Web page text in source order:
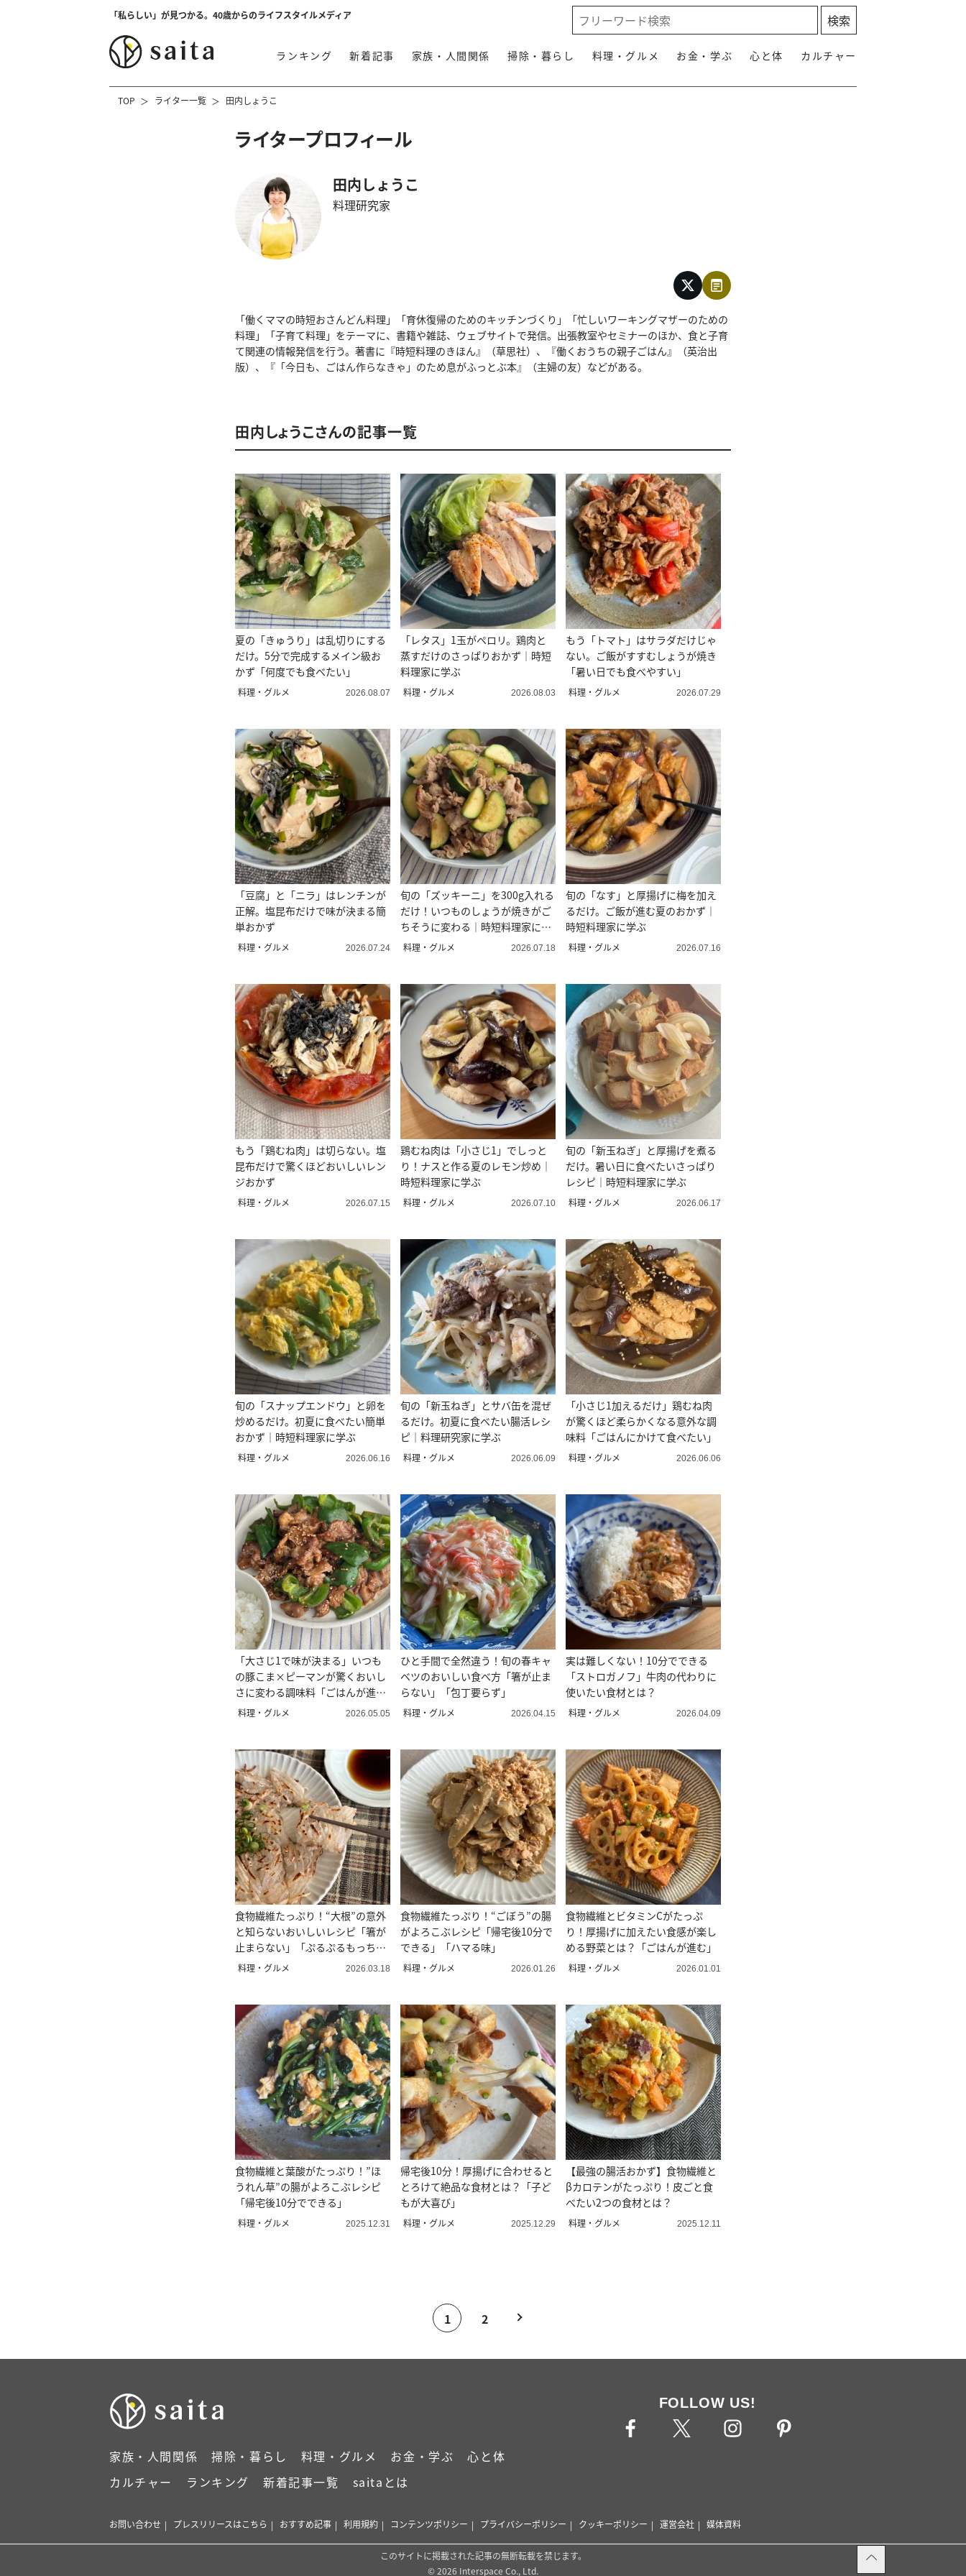
「私らしい」が見つかる。40歳からのライフスタイルメディア
ランキング 新着記事 家族・人間関係 掃除・暮らし 料理・グルメ お金・学ぶ 心と体 カルチャー
TOP ライター一覧 田内しょうこ
ライタープロフィール
田内しょうこ
料理研究家
「働くママの時短おさんどん料理」「育休復帰のためのキッチンづくり」「忙しいワーキングマザーのための
料理」「子育て料理」をテーマに、書籍や雑誌、ウェブサイトで発信。出張教室やセミナーのほか、食と子育
て関連の情報発信を行う。著書に『時短料理のきほん』（草思社）、『働くおうちの親子ごはん』（英治出
版）、『「今日も、ごはん作らなきゃ」のため息がふっとぶ本』（主婦の友）などがある。
田内しょうこさんの記事一覧
夏の「きゅうり」は乱切りにする
だけ。5分で完成するメイン級お
かず「何度でも食べたい」
料理・グルメ 2026.08.07
「レタス」1玉がペロリ。鶏肉と
蒸すだけのさっぱりおかず｜時短
料理家に学ぶ
料理・グルメ 2026.08.03
もう「トマト」はサラダだけじゃ
ない。ご飯がすすむしょうが焼き
「暑い日でも食べやすい」
料理・グルメ 2026.07.29
「豆腐」と「ニラ」はレンチンが
正解。塩昆布だけで味が決まる簡
単おかず
料理・グルメ 2026.07.24
旬の「ズッキーニ」を300g入れる
だけ！いつものしょうが焼きがご
ちそうに変わる｜時短料理家に学
ぶ
料理・グルメ 2026.07.18
旬の「なす」と厚揚げに梅を加え
るだけ。ご飯が進む夏のおかず｜
時短料理家に学ぶ
料理・グルメ 2026.07.16
もう「鶏むね肉」は切らない。塩
昆布だけで驚くほどおいしいレン
ジおかず
料理・グルメ 2026.07.15
鶏むね肉は「小さじ1」でしっと
り！ナスと作る夏のレモン炒め｜
時短料理家に学ぶ
料理・グルメ 2026.07.10
旬の「新玉ねぎ」と厚揚げを煮る
だけ。暑い日に食べたいさっぱり
レシピ｜時短料理家に学ぶ
料理・グルメ 2026.06.17
旬の「スナップエンドウ」と卵を
炒めるだけ。初夏に食べたい簡単
おかず｜時短料理家に学ぶ
料理・グルメ 2026.06.16
旬の「新玉ねぎ」とサバ缶を混ぜ
るだけ。初夏に食べたい腸活レシ
ピ｜料理研究家に学ぶ
料理・グルメ 2026.06.09
「小さじ1加えるだけ」鶏むね肉
が驚くほど柔らかくなる意外な調
味料「ごはんにかけて食べたい」
料理・グルメ 2026.06.06
「大さじ1で味が決まる」いつも
の豚こま×ピーマンが驚くおいし
さに変わる調味料「ごはんが進
む」
料理・グルメ 2026.05.05
ひと手間で全然違う！旬の春キャ
ベツのおいしい食べ方「箸が止ま
らない」「包丁要らず」
料理・グルメ 2026.04.15
実は難しくない！10分でできる
「ストロガノフ」牛肉の代わりに
使いたい食材とは？
料理・グルメ 2026.04.09
食物繊維たっぷり！“大根”の意外
と知らないおいしいレシピ「箸が
止まらない」「ぷるぷるもっち
り」
料理・グルメ 2026.03.18
食物繊維たっぷり！“ごぼう”の腸
がよろこぶレシピ「帰宅後10分で
できる」「ハマる味」
料理・グルメ 2026.01.26
食物繊維とビタミンCがたっぷ
り！厚揚げに加えたい食感が楽し
める野菜とは？「ごはんが進む」
料理・グルメ 2026.01.01
食物繊維と葉酸がたっぷり！”ほ
うれん草”の腸がよろこぶレシピ
「帰宅後10分でできる」
料理・グルメ 2025.12.31
帰宅後10分！厚揚げに合わせると
とろけて絶品な食材とは？「子ど
もが大喜び」
料理・グルメ 2025.12.29
【最強の腸活おかず】食物繊維と
βカロテンがたっぷり！皮ごと食
べたい2つの食材とは？
料理・グルメ 2025.12.11
1 2
家族・人間関係 掃除・暮らし 料理・グルメ お金・学ぶ
心と体
カルチャー
ランキング 新着記事一覧 saitaとは
FOLLOW US!
お問い合わせ プレスリリースはこちら おすすめ記事 利用規約 コンテンツポリシー プライバシーポリシー クッキーポリシー 運営会社 媒体資料
このサイトに掲載された記事の無断転載を禁じます。
© 2026 Interspace Co., Ltd.